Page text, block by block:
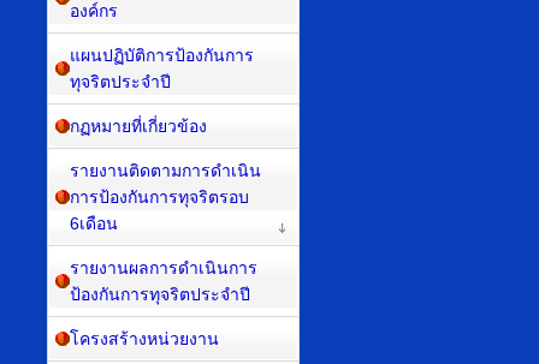
องค์กร
แผนปฏิบัติการป้องกันการ
ทุจริตประจำปี
กฏหมายที่เกี่ยวข้อง
รายงานติดตามการดำเนิน
การป้องกันการทุจริตรอบ
6เดือน
รายงานผลการดำเนินการ
ป้องกันการทุจริตประจำปี
โครงสร้างหน่วยงาน